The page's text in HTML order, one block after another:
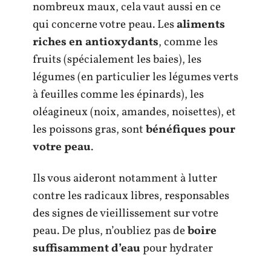
nombreux maux, cela vaut aussi en ce
qui concerne votre peau. Lesaliments
riches en antioxydants, comme les
fruits (spécialement les baies), les
légumes (en particulier les légumes verts
à feuilles comme les épinards), les
oléagineux (noix, amandes, noisettes), et
les poissons gras, sontbénéfiques pour
votre peau.
Ils vous aideront notamment à lutter
contre les radicaux libres, responsables
des signes de vieillissement sur votre
peau. De plus, n’oubliez pas deboire
suffisamment d’eaupour hydrater